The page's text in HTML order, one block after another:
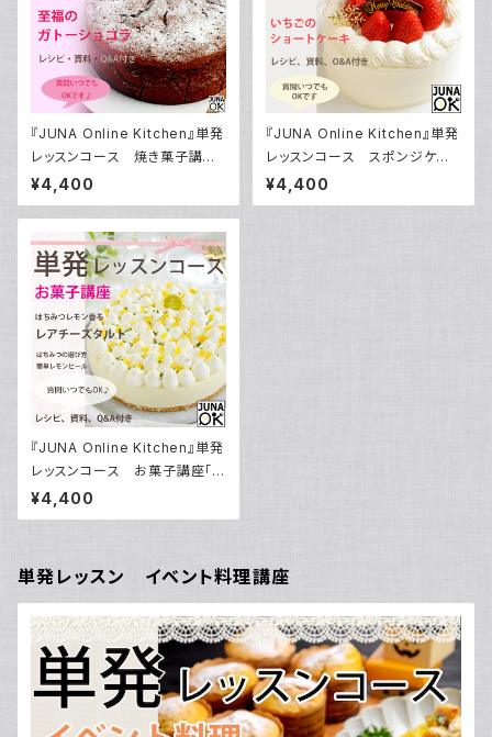
『JUNA Online Kitchen』単発
レッスンコース 焼き菓子講座
その1 「至福のガトーショコラ」
／動画ダウンロード付き！
¥4,400
『JUNA Online Kitchen』単発
レッスンコース スポンジケー
キ講座 その1 「いちごのショ
ートケーキ」／動画ダウンロード
¥4,400
『JUNA Online Kitchen』単発
レッスンコース お菓子講座「は
ちみつレモン香るレアチーズタ
ルト」／動画ダウンロード付き！
¥4,400
単発レッスン イベント料理講座